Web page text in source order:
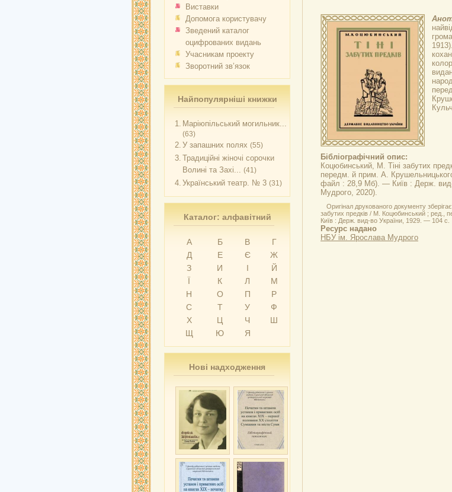
Виставки
Допомога користувачу
Зведений каталог
оцифрованих видань
Учасникам проекту
Зворотний зв’язок
Найпопулярніші книжки
1. Маріюпільський могильник...
(63)
2. У запашних полях (55)
3. Традиційні жіночі сорочки
Волині та Захі... (41)
4. Український театр. № 3 (31)
Каталог: алфавітний
А Б В
Г
Д
Е Є
Ж
З
И І
Й
Ї
К Л
М
Н
О П
Р
С
Т У
Ф
Х
Ц Ч
Ш
Щ
Ю Я
Нові надходження
Бібліографічний опис:
Коцюбинський, М. Тіні забутих
передм. й прим. А.
файл : 28,9 Мб). — Київ : Держ. вид-
Мудрого, 2020).
Оригінал друкованого документу
забутих предків / М. Коцюбинський ; ред.,
Київ : Держ. вид-во України, 1929. — 104 с.
Ресурс надано
НБУ ім. Ярослава Мудрого